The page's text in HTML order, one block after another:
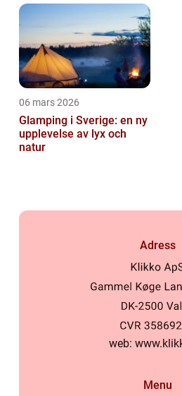
06 mars 2026
Glamping i Sverige: en ny
upplevelse av lyx och
natur
Adress
web:
Menu